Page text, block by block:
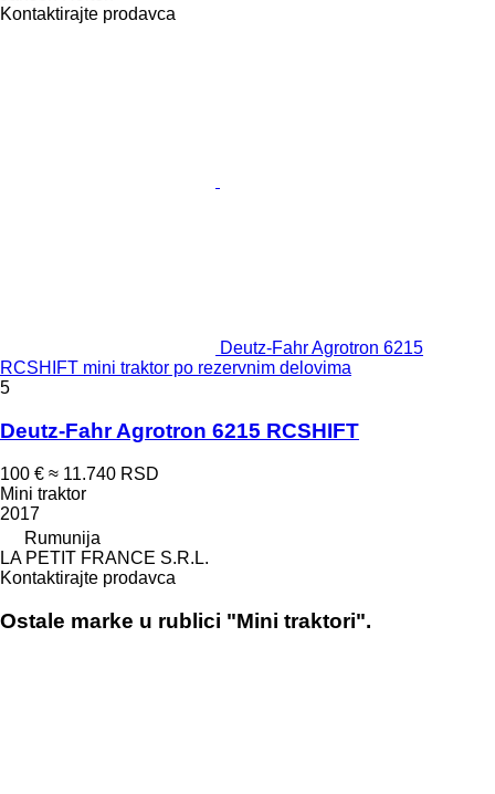
Kontaktirajte prodavca
Deutz-Fahr Agrotron 6215
RCSHIFT mini traktor po rezervnim delovima
5
Deutz-Fahr Agrotron 6215 RCSHIFT
100 € ≈ 11.740 RSD
Mini traktor
2017
Rumunija
LA PETIT FRANCE S.R.L.
Kontaktirajte prodavca
Ostale marke u rublici "Mini traktori".